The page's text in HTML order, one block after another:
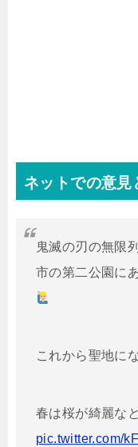
ネットでの意見
鬼滅の刃の無限
市の第二公園に
これから聖地に
春は桜が綺麗な
pic.twitter.com/